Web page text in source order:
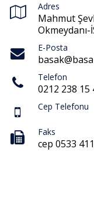
Adres
Mahmut
E-Posta
Telefon
0212 238 15
Cep Telefonu
Faks
cep 0533